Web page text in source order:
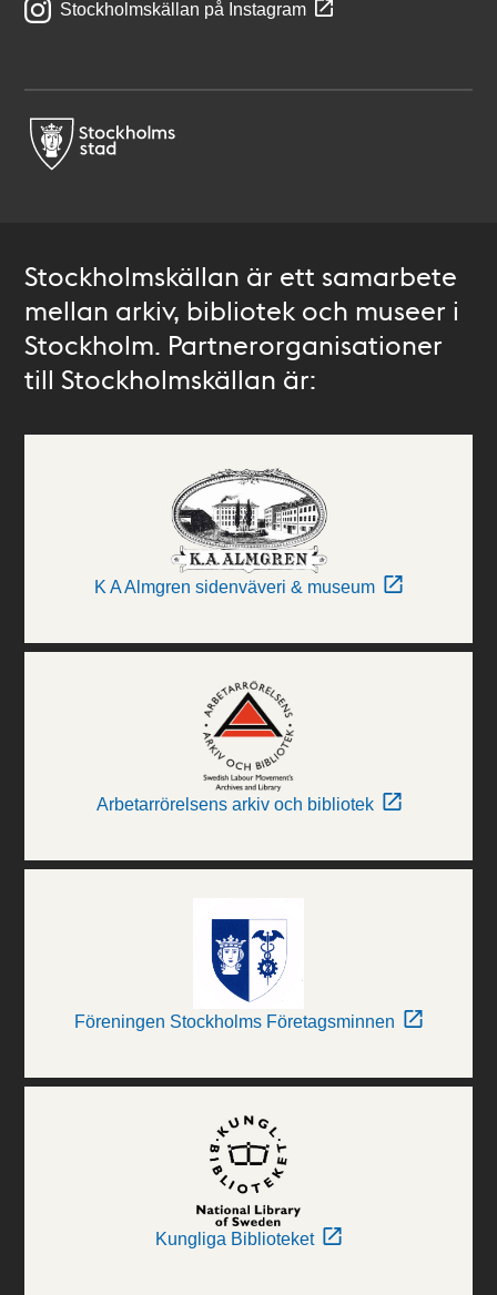
Stockholmskällan på Instagram
Stockholmskällan är ett samarbete
mellan arkiv, bibliotek och museer i
Stockholm. Partnerorganisationer
till Stockholmskällan är:
K A Almgren sidenväveri & museum
Arbetarrörelsens arkiv och bibliotek
Föreningen Stockholms Företagsminnen
Kungliga Biblioteket